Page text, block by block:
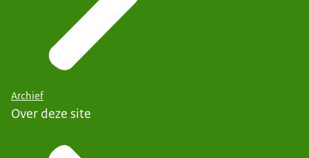
Archief
Over deze site